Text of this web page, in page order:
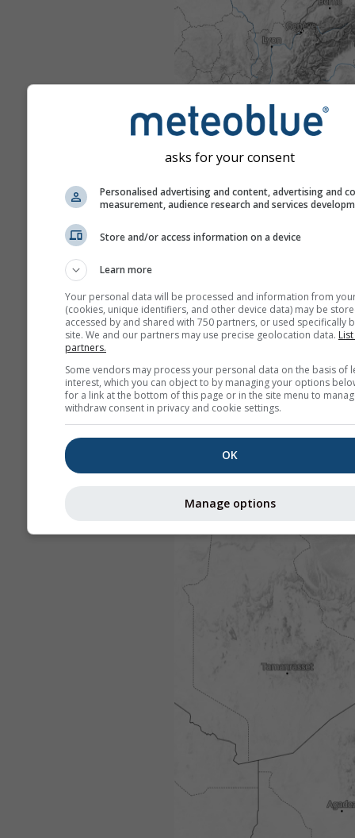
asks for your consent
Personalised advertising and content, advertising and
measurement, audience research and services
Store and/or access information on a device
Learn more
Your personal data will be processed and information from
(cookies, unique identifiers, and other device data) may be
accessed by and shared with 750 partners, or used specifically
site. We and our partners may use precise geolocation data.
partners.
Some vendors may process your personal data on the basis of
interest, which you can object to by managing your options
for a link at the bottom of this page or in the site menu to
withdraw consent in privacy and cookie settings.
OK
Manage options